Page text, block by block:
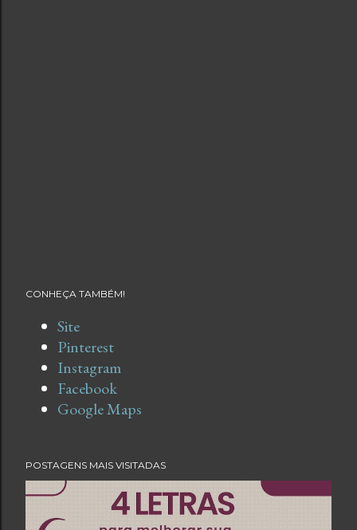
CONHEÇA TAMBÉM!
Site
Pinterest
Instagram
Facebook
Google Maps
POSTAGENS MAIS VISITADAS